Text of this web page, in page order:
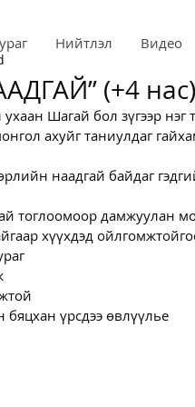
Нийтлэл Видео
(+4 нас)
Шагай бол зүгээр нэг
ахуйг таниулдаг
наадгай байдаг
тоглоомоор дамжуулан
хүүхдэд
үрсдээ өвлүүлье